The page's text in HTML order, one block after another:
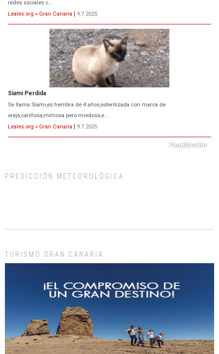
redes sociales c...
Leales.org » Gran Canaria
9.7.2025
Siami Perdida
Se llama Siami,es hembra de 4 años,esterilizada con marca de
oreja,cariñosa,mimosa pero miedosa,e...
Leales.org » Gran Canaria
9.7.2025
días, ella incluida...
Gato manso encontrado
Este gato macho ha aparecido en la calle hace menos de un mes, es muy
manso y extremadamente cari...
Leales.org » Gran Canaria | 9.7.2025
PREDICCIÓN METEOROLÓGICA
TURISMO GRAN CANARIA